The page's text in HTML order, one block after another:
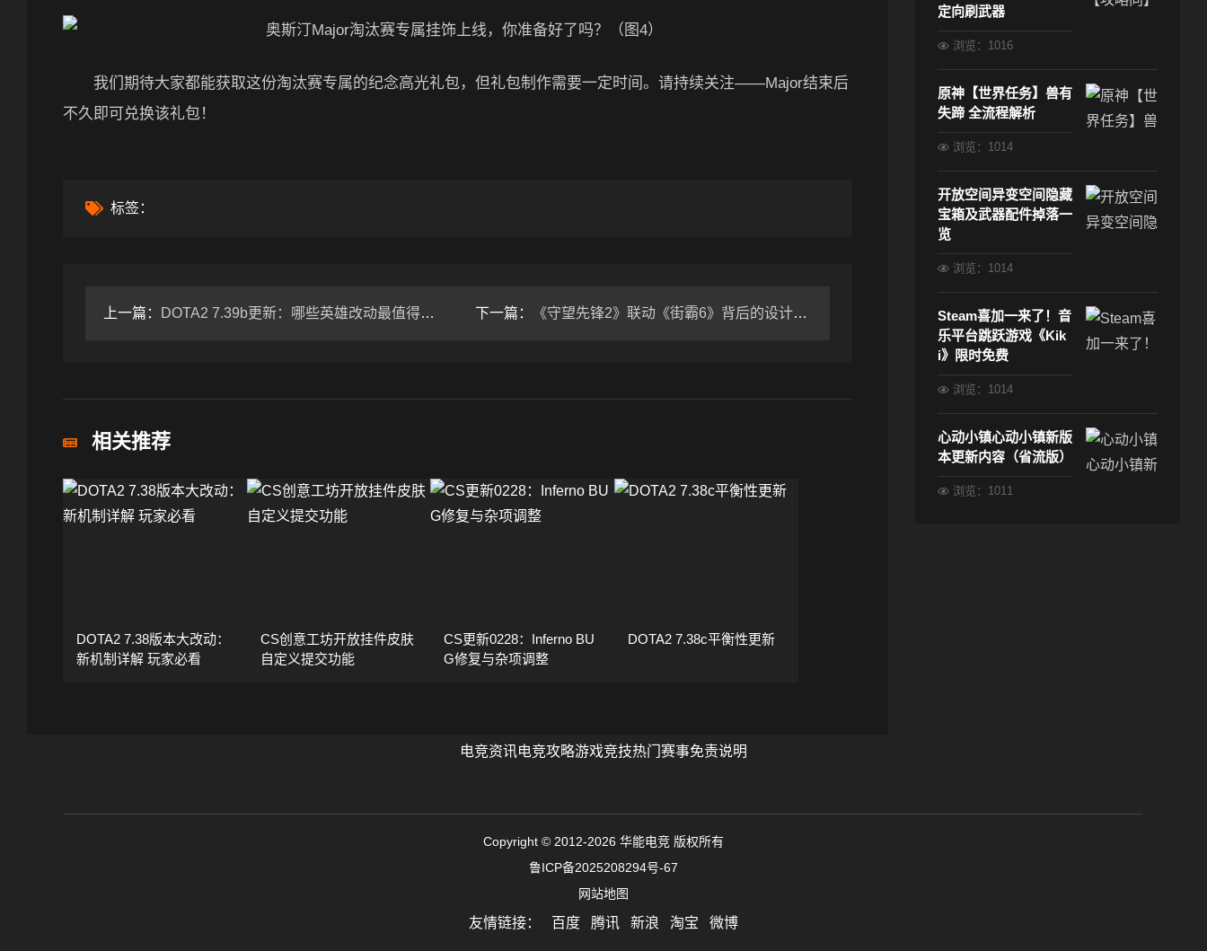
我们期待大家都能获取这份淘汰赛专属的纪念高光礼包，但礼包制作需要一定时间。请持续关注——Major结束后
不久即可兑换该礼包！
标签：
上一篇： DOTA2 7.39b更新：哪些英雄改动最值得关注？ 下一篇： 《守望先锋2》联动《街霸6》背后的设计博弈
相关推荐
DOTA2 7.38版本大改动：
新机制详解 玩家必看
CS创意工坊开放挂件皮肤
自定义提交功能
CS更新0228：Inferno BU
G修复与杂项调整
DOTA2 7.38c平衡性更新
定向刷武器
浏览：1016
原神【世界任务】兽有
失蹄 全流程解析
浏览：1014
开放空间异变空间隐藏
宝箱及武器配件掉落一
览
浏览：1014
Steam喜加一来了！音
乐平台跳跃游戏《Kik
i》限时免费
浏览：1014
心动小镇心动小镇新版
本更新内容（省流版）
浏览：1011
电竞资讯电竞攻略游戏竞技热门赛事免责说明
Copyright © 2012-2026 华能电竞 版权所有
鲁ICP备2025208294号-67
网站地图
友情链接： 百度 腾讯 新浪 淘宝 微博